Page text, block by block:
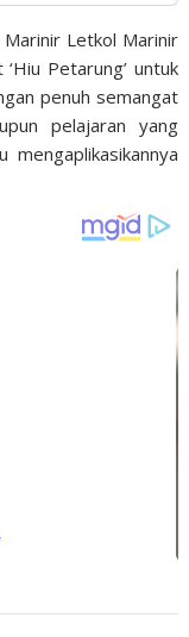
Letkol Marinir
Petarung’ untuk
penuh semangat
pelajaran yang